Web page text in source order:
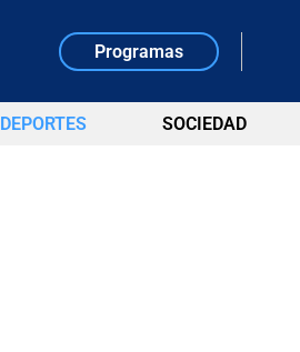
Programas
DEPORTES SOCIEDAD